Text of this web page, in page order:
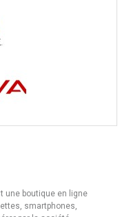
une boutique en ligne
smartphones,